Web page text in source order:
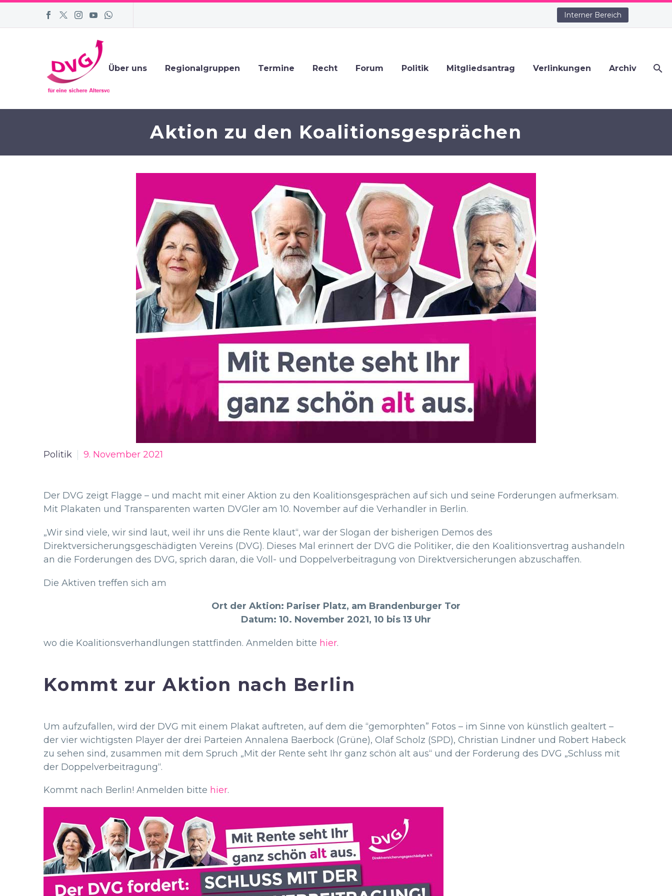
Interner Bereich
Über uns Regionalgruppen Termine Recht Forum Politik Mitgliedsantrag Verlinkungen Archiv
Aktion zu den Koalitionsgesprächen
Politik 9. November 2021
Der DVG zeigt Flagge – und macht mit einer Aktion zu den Koalitionsgesprächen auf sich und seine Forderungen aufmerksam.
Mit Plakaten und Transparenten warten DVGler am 10. November auf die Verhandler in Berlin.
„Wir sind viele, wir sind laut, weil ihr uns die Rente klaut“, war der Slogan der bisherigen Demos des
Direktversicherungsgeschädigten Vereins (DVG). Dieses Mal erinnert der DVG die Politiker, die den Koalitionsvertrag aushandeln
an die Forderungen des DVG, sprich daran, die Voll- und Doppelverbeitragung von Direktversicherungen abzuschaffen.
Die Aktiven treffen sich am
Ort der Aktion: Pariser Platz, am Brandenburger Tor
Datum: 10. November 2021, 10 bis 13 Uhr
wo die Koalitionsverhandlungen stattfinden. Anmelden bitte hier.
Kommt zur Aktion nach Berlin
Um aufzufallen, wird der DVG mit einem Plakat auftreten, auf dem die “gemorphten” Fotos – im Sinne von künstlich gealtert –
der vier wichtigsten Player der drei Parteien Annalena Baerbock (Grüne), Olaf Scholz (SPD), Christian Lindner und Robert Habeck
zu sehen sind, zusammen mit dem Spruch „Mit der Rente seht Ihr ganz schön alt aus“ und der Forderung des DVG „Schluss mit
der Doppelverbeitragung“.
Kommt nach Berlin! Anmelden bitte hier.